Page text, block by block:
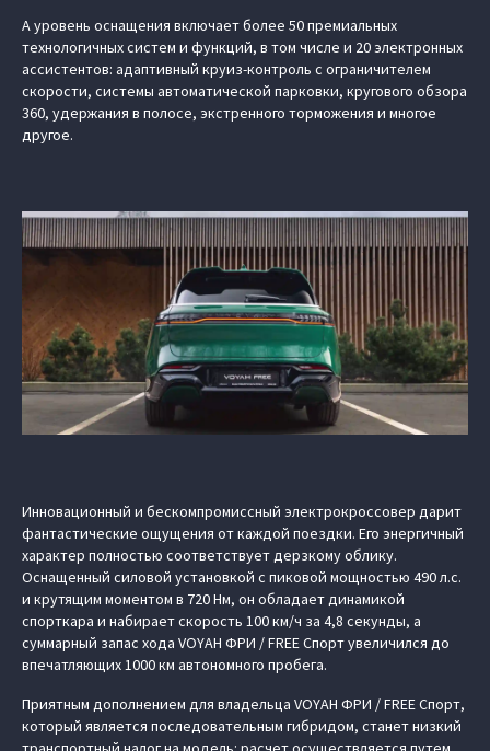
А уровень оснащения включает более 50 премиальных
технологичных систем и функций, в том числе и 20 электронных
ассистентов: адаптивный круиз-контроль с ограничителем
скорости, системы автоматической парковки, кругового обзора
360, удержания в полосе, экстренного торможения и многое
другое.
Инновационный и бескомпромиссный электрокроссовер дарит
фантастические ощущения от каждой поездки. Его энергичный
характер полностью соответствует дерзкому облику.
Оснащенный силовой установкой с пиковой мощностью 490 л.с.
и крутящим моментом в 720 Нм, он обладает динамикой
спорткара и набирает скорость 100 км/ч за 4,8 секунды, а
суммарный запас хода VOYAH ФРИ / FREE Спорт увеличился до
впечатляющих 1000 км автономного пробега.
Приятным дополнением для владельца VOYAH ФРИ / FREE Спорт,
который является последовательным гибридом, станет низкий